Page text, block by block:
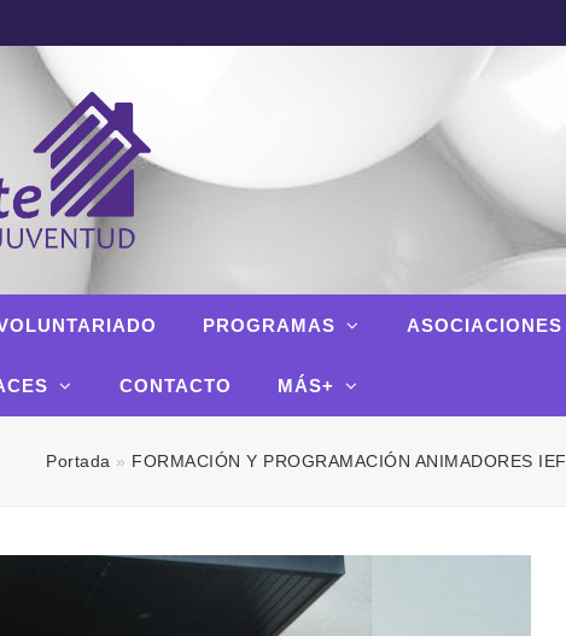
PROGRAMAS ASOCIACIONES
CONTACTO MÁS+
Portada » FORMACIÓN Y PROGRAMACIÓN ANIMADORES IEF